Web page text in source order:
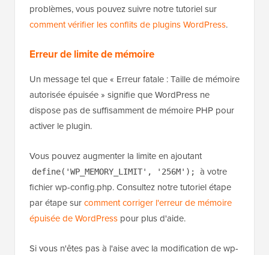
problèmes, vous pouvez suivre notre tutoriel sur
comment vérifier les conflits de plugins WordPress.
Erreur de limite de mémoire
Un message tel que « Erreur fatale : Taille de mémoire
autorisée épuisée » signifie que WordPress ne
dispose pas de suffisamment de mémoire PHP pour
activer le plugin.
Vous pouvez augmenter la limite en ajoutant
define('WP_MEMORY_LIMIT', '256M');
à votre
fichier wp-config.php. Consultez notre tutoriel étape
par étape surcomment corriger l'erreur de mémoire
épuisée de WordPress pour plus d'aide.
Si vous n'êtes pas à l'aise avec la modification de wp-